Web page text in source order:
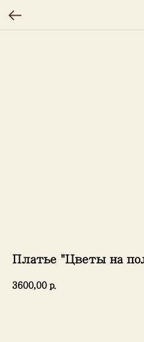
Платье "Цветы на
3600,00 р.